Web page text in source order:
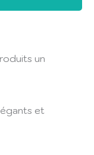
un
et